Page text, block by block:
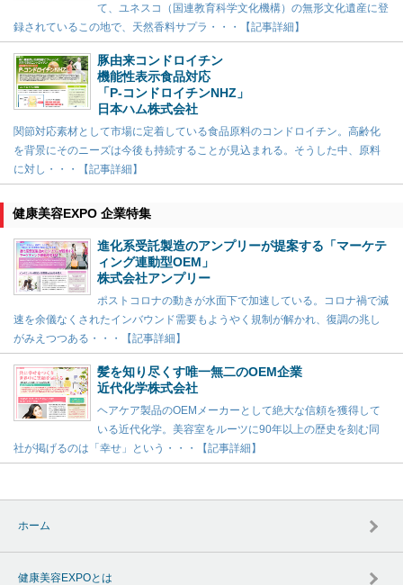
て、ユネスコ（国連教育科学文化機構）の無形文化遺産に登
録されているこの地で、天然香料サプラ・・・【記事詳細】
豚由来コンドロイチン
機能性表示食品対応
「P-コンドロイチンNHZ」
日本ハム株式会社
関節対応素材として市場に定着している食品原料のコンドロイチン。高齢化
を背景にそのニーズは今後も持続することが見込まれる。そうした中、原料
に対し・・・【記事詳細】
健康美容EXPO 企業特集
進化系受託製造のアンプリーが提案する「マーケテ
ィング連動型OEM」
株式会社アンプリー
ポストコロナの動きが水面下で加速している。コロナ禍で減
速を余儀なくされたインバウンド需要もようやく規制が解かれ、復調の兆し
がみえつつある・・・【記事詳細】
髪を知り尽くす唯一無二のOEM企業
近代化学株式会社
ヘアケア製品のOEMメーカーとして絶大な信頼を獲得して
いる近代化学。美容室をルーツに90年以上の歴史を刻む同
社が掲げるのは「幸せ」という・・・【記事詳細】
ホーム
健康美容EXPOとは